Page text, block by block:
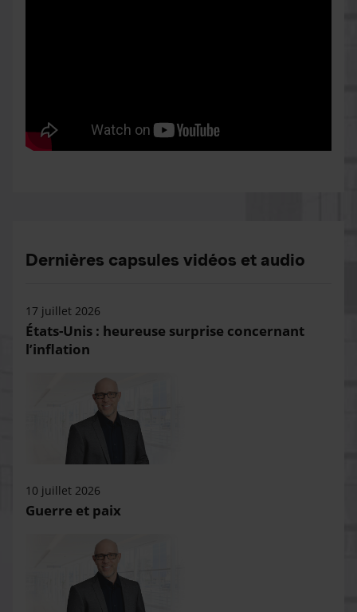
Dernières capsules vidéos et audio
17 juillet 2026
États-Unis : heureuse surprise concernant
l’inflation
10 juillet 2026
Guerre et paix